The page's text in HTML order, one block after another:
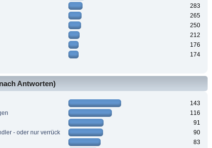
283
265
250
212
176
174
Antworten)
143
116
91
- oder nur verrück
90
83